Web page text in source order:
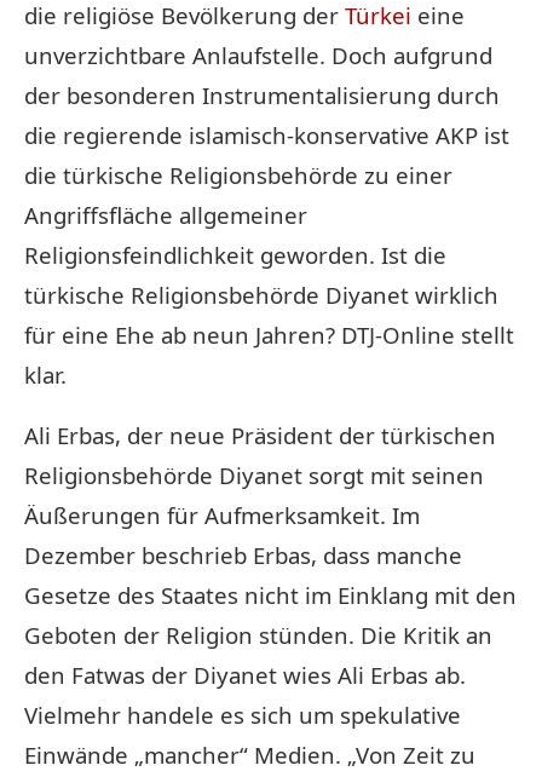
die religiöse Bevölkerung der Türkei eine
unverzichtbare Anlaufstelle. Doch aufgrund
der besonderen Instrumentalisierung durch
die regierende islamisch-konservative AKP ist
die türkische Religionsbehörde zu einer
Angriffsfläche allgemeiner
Religionsfeindlichkeit geworden. Ist die
türkische Religionsbehörde Diyanet wirklich
für eine Ehe ab neun Jahren? DTJ-Online stellt
klar.
Ali Erbas, der neue Präsident der türkischen
Religionsbehörde Diyanet sorgt mit seinen
Äußerungen für Aufmerksamkeit. Im
Dezember beschrieb Erbas, dass manche
Gesetze des Staates nicht im Einklang mit den
Geboten der Religion stünden. Die Kritik an
den Fatwas der Diyanet wies Ali Erbas ab.
Vielmehr handele es sich um spekulative
Einwände „mancher“ Medien. „Von Zeit zu